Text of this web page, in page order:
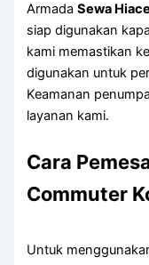
ArmadaSewa
siap digunakan
kami memastikan
digunakan untuk
Keamanan
layanan kami.
Cara
Commuter
Untuk